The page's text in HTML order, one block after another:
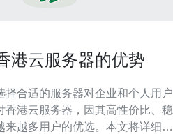
港云服务器的优势
择合适的服务器对企业和个人用户
香港云服务器，因其高性价比、稳
来越多用户的优选。本文将详细分